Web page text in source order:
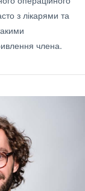
з лікарями та
члена.